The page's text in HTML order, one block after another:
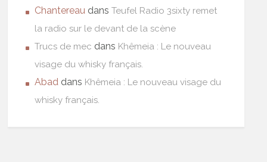
Chantereau dansTeufel Radio 3sixty remet
la radio sur le devant de la scène
Trucs de mec dans Khêmeia : Le nouveau
visage du whisky français.
Abad dans Khêmeia : Le nouveau visage du
whisky français.